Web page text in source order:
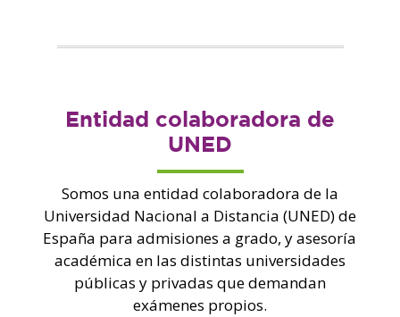
Entidad colaboradora de
UNED
Somos una entidad colaboradora de la
Universidad Nacional a Distancia (UNED) de
España para admisiones a grado, y asesoría
académica en las distintas universidades
públicas y privadas que demandan
exámenes propios.